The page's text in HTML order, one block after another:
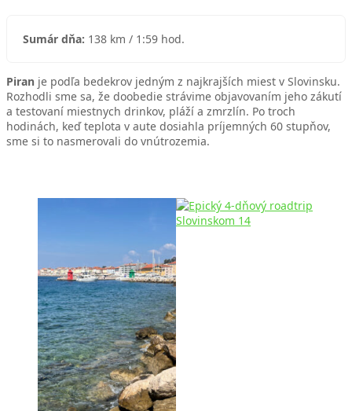
Sumár dňa: 138 km / 1:59 hod.
Piran je podľa bedekrov jedným z najkrajších miest v Slovinsku.
Rozhodli sme sa, že doobedie strávime objavovaním jeho zákutí
a testovaní miestnych drinkov, pláží a zmrzlín. Po troch
hodinách, keď teplota v aute dosiahla príjemných 60 stupňov,
sme si to nasmerovali do vnútrozemia.